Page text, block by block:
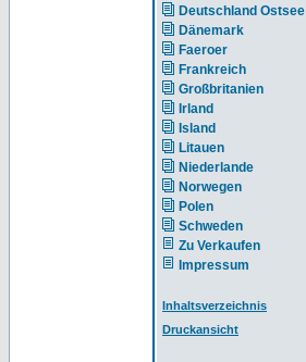
Deutschland Ostsee
Dänemark
Faeroer
Frankreich
Großbritanien
Irland
Island
Litauen
Niederlande
Norwegen
Polen
Schweden
Zu Verkaufen
Impressum
Inhaltsverzeichnis
Druckansicht